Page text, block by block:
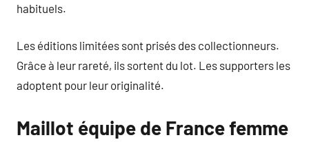
habituels.
Les éditions limitées sont prisés des collectionneurs.
Grâce à leur rareté, ils sortent du lot. Les supporters les
adoptent pour leur originalité.
Maillot équipe de France femme